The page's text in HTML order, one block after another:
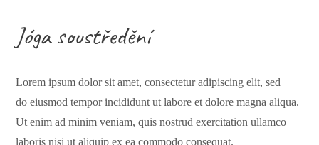
Jóga soustředění
Lorem ipsum dolor sit amet, consectetur adipiscing elit, sed
do eiusmod tempor incididunt ut labore et dolore magna aliqua.
Ut enim ad minim veniam, quis nostrud exercitation ullamco
laboris nisi ut aliquip ex ea commodo consequat.